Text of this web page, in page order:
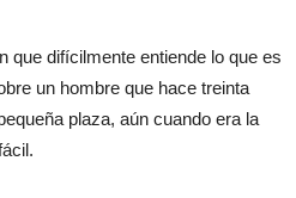
que difícilmente entiende lo que es
un hombre que hace treinta
plaza, aún cuando era la